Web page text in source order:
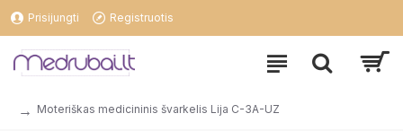
Prisijungti Registruotis
Moteriškas medicininis švarkelis Lija C-3A-UZ